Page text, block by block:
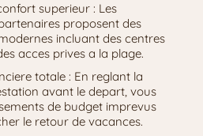
superieur : Les
proposent des
incluant des centres
acces prives a la plage.
totale : En reglant la
avant le depart, vous
de budget imprevus
le retour de vacances.